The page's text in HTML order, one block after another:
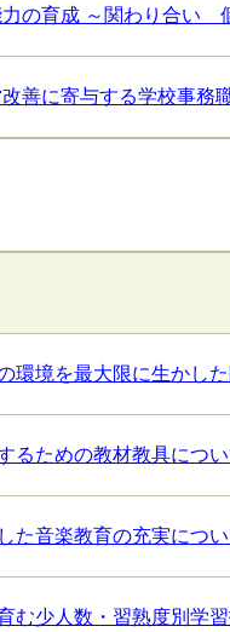
力の育成 ～関わり合い
善に寄与する学校事務
境を最大限に生かした
るための教材教具につ
た音楽教育の充実につい
む少人数・習熟度別学